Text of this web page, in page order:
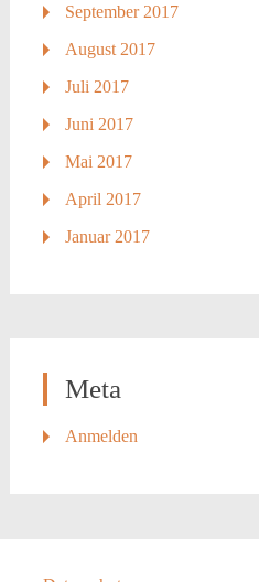
September 2017
August 2017
Juli 2017
Juni 2017
Mai 2017
April 2017
Januar 2017
Meta
Anmelden